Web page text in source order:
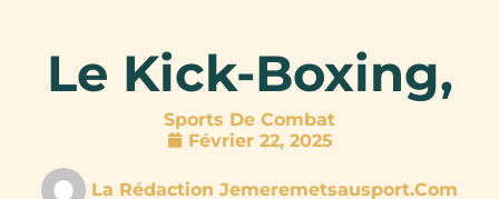
Le Kick-Boxing,
Sports De Combat
Février 22, 2025
La Rédaction Jemeremetsausport.com